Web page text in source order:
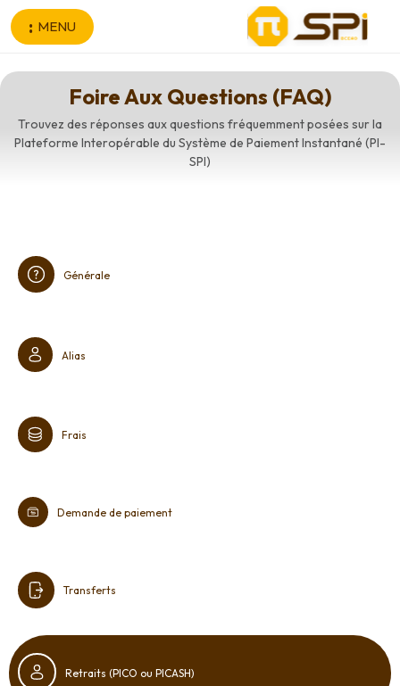
Aller au contenu principal
MENU
Foire Aux Questions (FAQ)
Trouvez des réponses aux questions fréquemment posées sur la
Plateforme Interopérable du Système de Paiement Instantané (PI-
SPI)
Générale
Alias
Frais
Demande de paiement
Transferts
Retraits (PICO ou PICASH)